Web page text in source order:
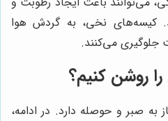
کیسه‌های نخی، به گردش هوا
جلوگیری می‌کنند.
روشن کنیم؟
صبر و حوصله دارد. در ادامه،